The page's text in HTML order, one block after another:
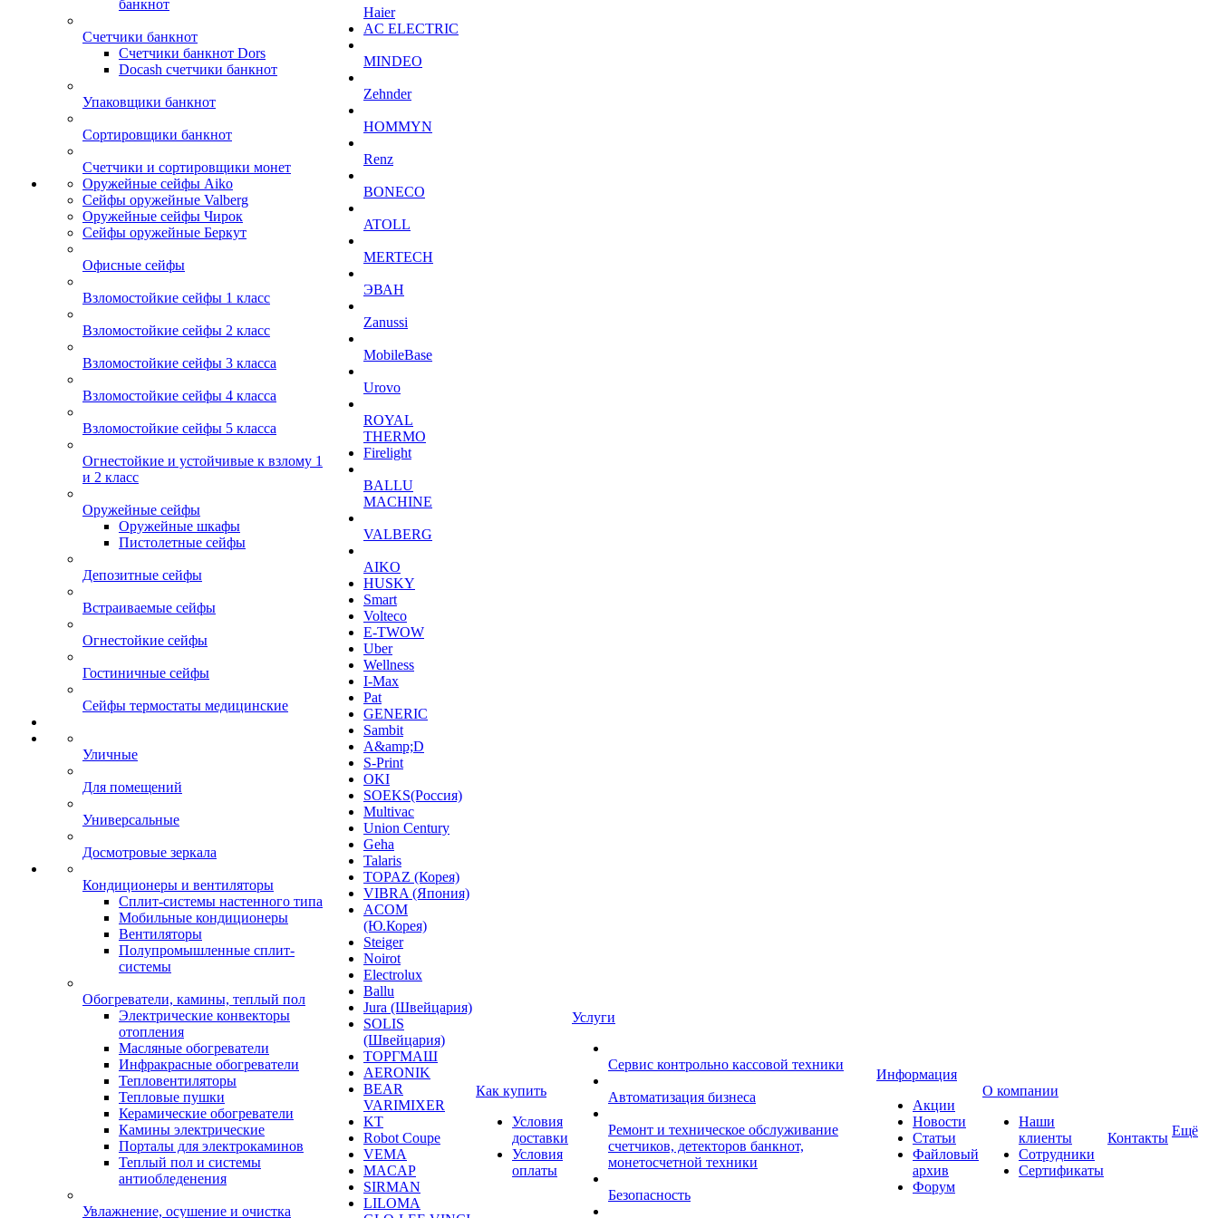
банкнот
Счетчики банкнот
Счетчики банкнот Dors
Docash счетчики банкнот
Упаковщики банкнот
Сортировщики банкнот
Счетчики и сортировщики монет
Оружейные сейфы Aiko
Сейфы оружейные Valberg
Оружейные сейфы Чирок
Сейфы оружейные Беркут
Офисные сейфы
Взломостойкие сейфы 1 класс
Взломостойкие сейфы 2 класс
Взломостойкие сейфы 3 класса
Взломостойкие сейфы 4 класса
Взломостойкие сейфы 5 класса
Огнестойкие и устойчивые к взлому 1
и 2 класс
Оружейные сейфы
Оружейные шкафы
Пистолетные сейфы
Депозитные сейфы
Встраиваемые сейфы
Огнестойкие сейфы
Гостиничные сейфы
Сейфы термостаты медицинские
Уличные
Для помещений
Универсальные
Досмотровые зеркала
Кондиционеры и вентиляторы
Сплит-системы настенного типа
Мобильные кондиционеры
Вентиляторы
Полупромышленные сплит-
системы
Обогреватели, камины, теплый пол
Электрические конвекторы
отопления
Масляные обогреватели
Инфракрасные обогреватели
Тепловентиляторы
Тепловые пушки
Керамические обогреватели
Камины электрические
Порталы для электрокаминов
Теплый пол и системы
антиобледенения
Увлажнение, осушение и очистка
Haier
AC ELECTRIC
MINDEO
Zehnder
HOMMYN
Renz
BONECO
ATOLL
MERTECH
ЭВАН
Zanussi
MobileBase
Urovo
ROYAL
THERMO
Firelight
BALLU
MACHINE
VALBERG
AIKO
HUSKY
Smart
Volteco
E-TWOW
Uber
Wellness
I-Max
Pat
GENERIC
Sambit
A&amp;D
S-Print
OKI
SOEKS(Россия)
Multivac
Union Century
Geha
Talaris
TOPAZ (Корея)
VIBRA (Япония)
ACOM
(Ю.Корея)
Steiger
Noirot
Electrolux
Ballu
Jura (Швейцария)
SOLIS
(Швейцария)
ТОРГМАШ
AERONIK
BEAR
VARIMIXER
KT
Robot Coupe
VEMA
MACAP
SIRMAN
LILOMA
Как купить
Условия
доставки
Условия
оплаты
Услуги
Сервис контрольно кассовой техники
Автоматизация бизнеса
Ремонт и техническое обслуживание
счетчиков, детекторов банкнот,
монетосчетной техники
Безопасность
Информация
Акции
Новости
Статьи
Файловый
архив
Форум
О компании
Наши
клиенты
Сотрудники
Сертификаты
Контакты Ещё